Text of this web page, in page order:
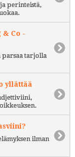
perinteistä,
& Co -
parsaa tarjolla
yllättää
ilman